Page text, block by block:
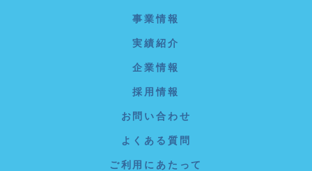
事業情報
実績紹介
企業情報
採用情報
お問い合わせ
よくある質問
ご利用にあたって